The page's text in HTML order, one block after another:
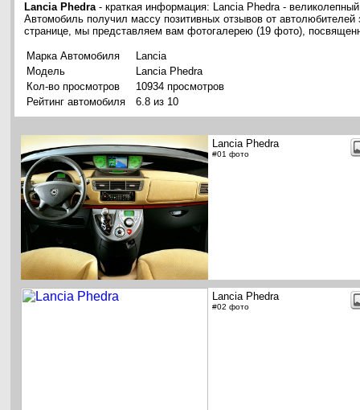
Lancia Phedra- краткая информация: Lancia Phedra -
Автомобиль получил массу позитивных отзывов от автолюбителей
странице, мы представляем вам фотогалерею (19 фото),
Марка Автомобиля
Lancia
Модель
Lancia Phedra
Кол-во просмотров
10934 просмотров
Рейтинг автомобиля
6.8 из 10
Lancia Phedra
#01 фото
Lancia Phedra
#02 фото